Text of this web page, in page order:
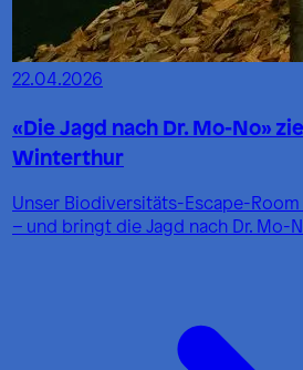
22.04.2026
«Die Jagd nach Dr. Mo-No»
Winterthur
Unser Biodiversitäts-Escape-
– und bringt die Jagd nach Dr. Mo-